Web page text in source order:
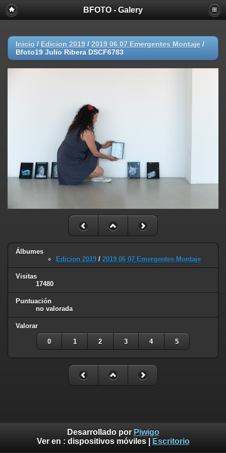
BFOTO - Galery
Inicio / Edicion 2019 / 2019 06 07 Emergentes Montaje /
Bfoto19 Julio Ribera DSCF6783
Álbumes
Edicion 2019 / 2019 06 07 Emergentes Montaje
Visitas
17480
Puntuación
no valorada
Valorar
0 1 2 3 4 5
Desarrollado por Piwigo
Ver en : dispositivos móviles| Escritorio